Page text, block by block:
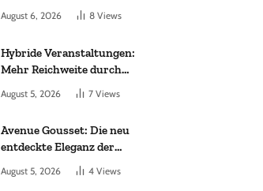
vollständiger leitfaden
August 6, 2026 8 Views
Hybride Veranstaltungen:
Mehr Reichweite durch
moderne Technik
August 5, 2026 7 Views
Avenue Gousset: Die neu
entdeckte Eleganz der
August 5, 2026 4 Views